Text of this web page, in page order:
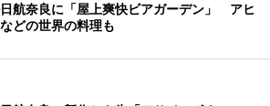
航奈良に「屋上爽快ビアガーデン」 アヒ
どの世界の料理も